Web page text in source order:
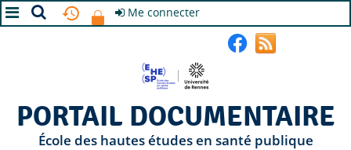
Me connecter
PORTAIL DOCUMENTAIRE
École des hautes études en santé publique